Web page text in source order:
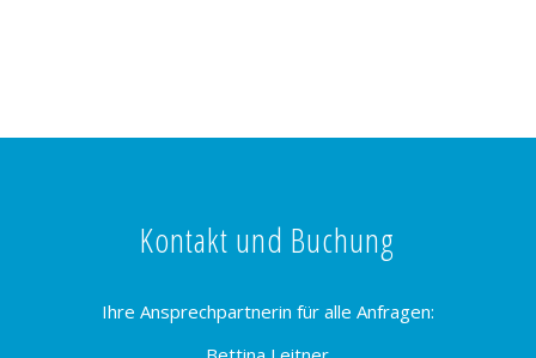
Kontakt und Buchung
Ihre Ansprechpartnerin für alle Anfragen: